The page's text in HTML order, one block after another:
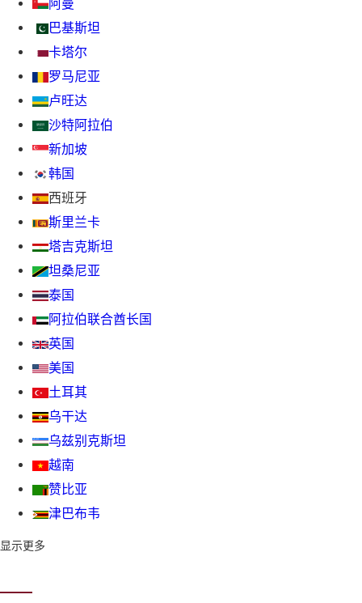
阿曼
巴基斯坦
卡塔尔
罗马尼亚
卢旺达
沙特阿拉伯
新加坡
韩国
西班牙
斯里兰卡
塔吉克斯坦
坦桑尼亚
泰国
阿拉伯联合酋长国
英国
美国
土耳其
乌干达
乌兹别克斯坦
越南
赞比亚
津巴布韦
显示更多